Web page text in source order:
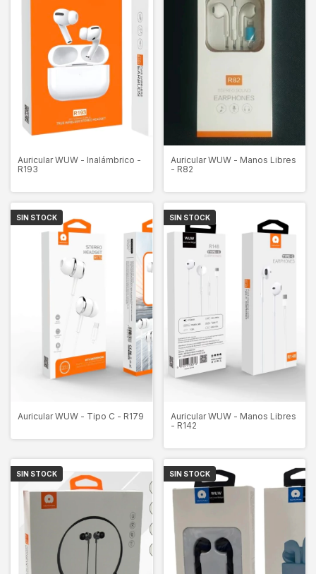
Auricular WUW - Inalámbrico -
R193
Auricular WUW - Manos Libres
- R82
SIN STOCK
Auricular WUW - Tipo C - R179
SIN STOCK
Auricular WUW - Manos Libres
- R142
SIN STOCK SIN STOCK